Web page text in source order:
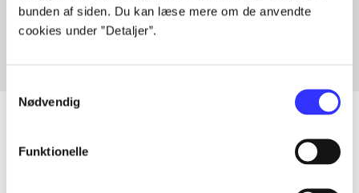
bunden af siden. Du kan læse mere om de anvendte
cookies under ”Detaljer”.
Nødvendig
Funktionelle
Fra